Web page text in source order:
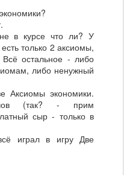
в курсе что ли? У
только 2 аксиомы,
Всё остальное - либо
либо ненужный
экономики.
(так? - прим
сыр - только в
играл в игру Две